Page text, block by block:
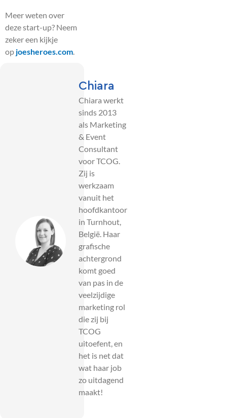
Meer weten over
deze start-up? Neem
zeker een kijkje
op joesheroes.com.
Chiara
Chiara werkt
sinds 2013
als Marketing
& Event
Consultant
voor TCOG.
Zij is
werkzaam
vanuit het
hoofdkantoor
in Turnhout,
België. Haar
grafische
achtergrond
komt goed
van pas in de
veelzijdige
marketing rol
die zij bij
TCOG
uitoefent, en
het is net dat
wat haar job
zo uitdagend
maakt!